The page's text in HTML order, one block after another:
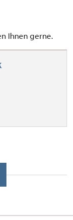
Ihnen gerne.